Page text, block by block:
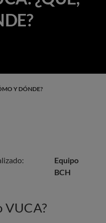
Y DÓNDE?
Equipo
BCH
VUCA?